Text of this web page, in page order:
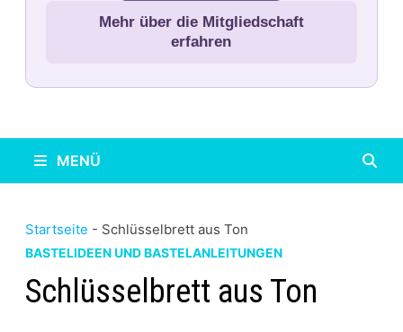
Mehr über die Mitgliedschaft
erfahren
MENÜ
Startseite - Schlüsselbrett aus Ton
BASTELIDEEN UND BASTELANLEITUNGEN
Schlüsselbrett aus Ton